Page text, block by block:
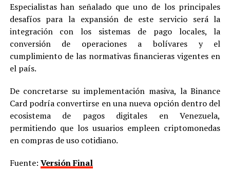
Especialistas han señalado que uno de los principales
desafíos para la expansión de este servicio será la
integración con los sistemas de pago locales, la
conversión de operaciones a bolívares y el
cumplimiento de las normativas financieras vigentes en
el país.
De concretarse su implementación masiva, la Binance
Card podría convertirse en una nueva opción dentro del
ecosistema de pagos digitales en Venezuela,
permitiendo que los usuarios empleen criptomonedas
en compras de uso cotidiano.
Fuente: Versión Final